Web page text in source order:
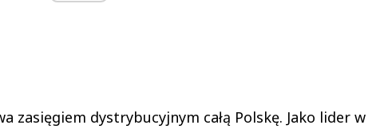
zasięgiem dystrybucyjnym całą Polskę. Jako lider w